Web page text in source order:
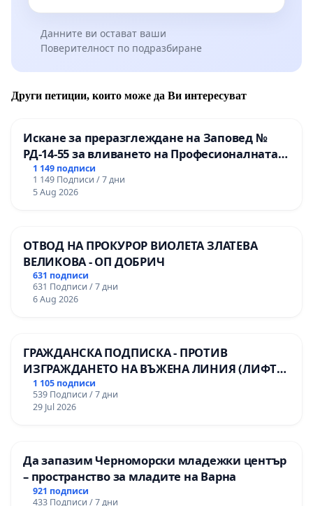
Данните ви остават ваши
Поверителност по подразбиране
Други петиции, които може да Ви интересуват
Искане за преразглеждане на Заповед №
РД-14-55 за вливането на Професионалната
гимназия по промишлени технологии в
Професионалната гимназия по икономика и
мениджмънт – гр. Пазарджик
1 149 подписи
1 149 Подписи / 7 дни
5 Aug 2026
ОТВОД НА ПРОКУРОР ВИОЛЕТА ЗЛАТЕВА
ВЕЛИКОВА - ОП ДОБРИЧ
631 подписи
631 Подписи / 7 дни
6 Aug 2026
ГРАЖДАНСКА ПОДПИСКА - ПРОТИВ
ИЗГРАЖДАНЕТО НА ВЪЖЕНА ЛИНИЯ (ЛИФТ)
НА ТЕРИТОРИЯТА НА ПРИРОДНА
ЗАБЕЛЕЖИТЕЛНОСТ „ХЪЛМ НА
ОСВОБОДИТЕЛИТЕ“ (БУНАРДЖИК)
1 105 подписи
539 Подписи / 7 дни
29 Jul 2026
Да запазим Черноморски младежки център
– пространство за младите на Варна
921 подписи
433 Подписи / 7 дни